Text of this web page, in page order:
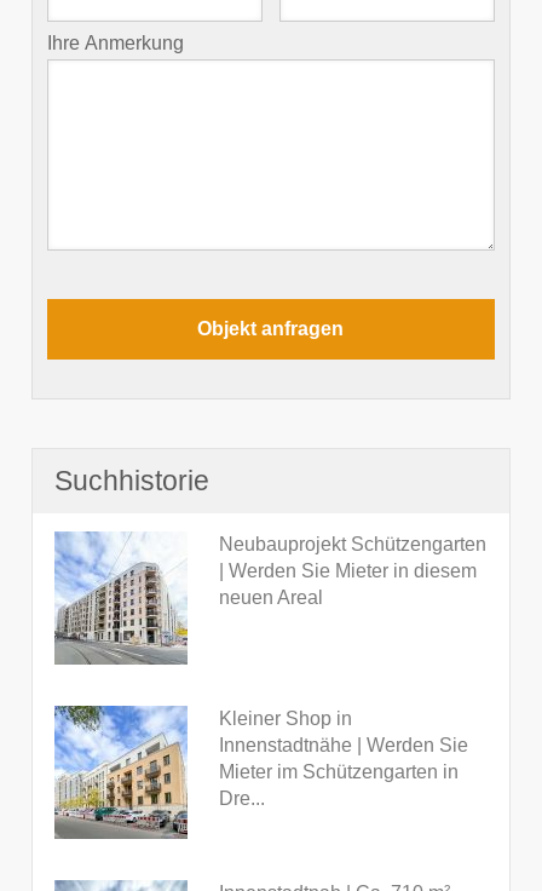
Ihre Anmerkung
Suchhistorie
Neubauprojekt Schützengarten
| Werden Sie Mieter in diesem
neuen Areal
Kleiner Shop in
Innenstadtnähe | Werden Sie
Mieter im Schützengarten in
Dre...